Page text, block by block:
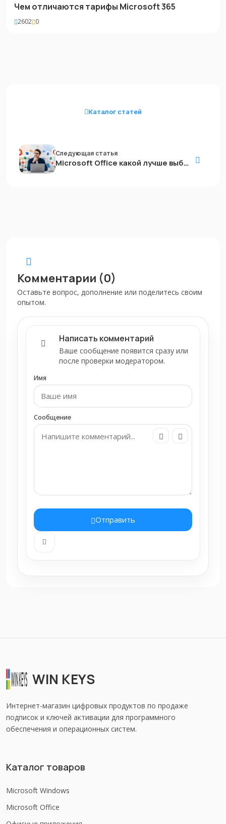
Чем отличаются тарифы Microsoft 365
2602 0
Каталог статей
Следующая статья
Microsoft Office какой лучше выбрать в 2026 году? Обзор версий
Комментарии (0)
Оставьте вопрос, дополнение или поделитесь своим
опытом.
Написать комментарий
Ваше сообщение появится сразу или
после проверки модератором.
Имя
Сообщение
Отправить
WIN KEYS
Интернет-магазин цифровых продуктов по продаже
подписок и ключей активации для программного
обеспечения и операционных систем.
Каталог товаров
Microsoft Windows
Microsoft Office